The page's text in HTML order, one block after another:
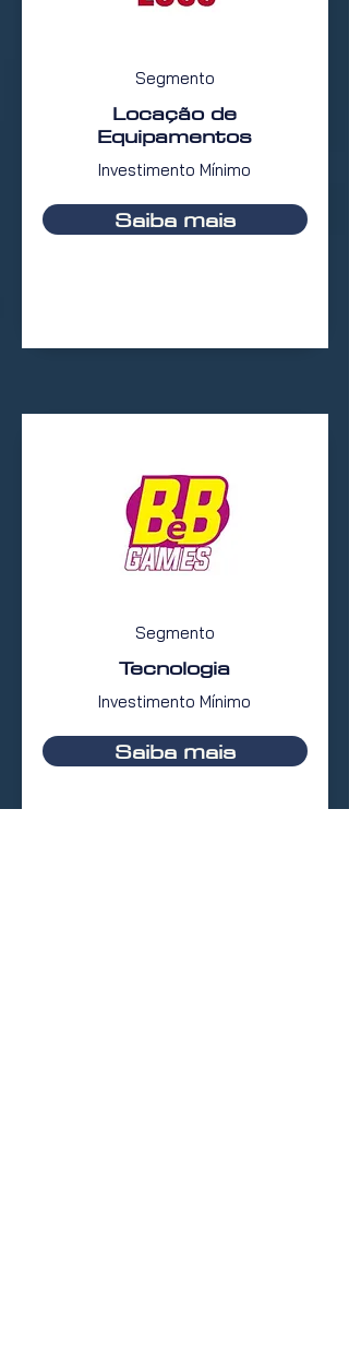
Segmento
Locação de
Equipamentos
Investimento Mínimo
Saiba mais
Segmento
Tecnologia
Investimento Mínimo
Saiba mais